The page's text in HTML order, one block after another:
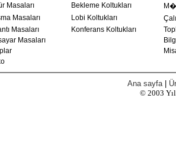
Masaları
Bekleme Koltukları
Masaları
Lobi Koltukları
Masaları
Konferans Koltukları
Masaları
Ana sayfa
© 2003